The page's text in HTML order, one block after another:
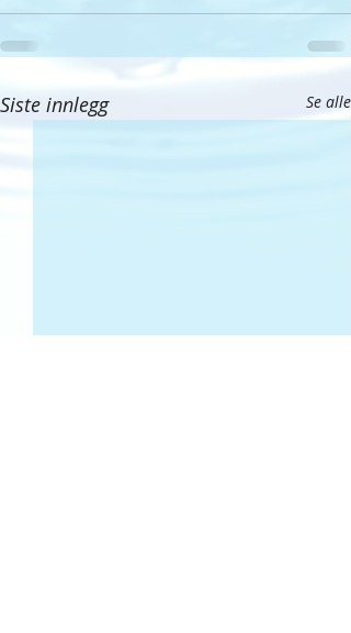
Siste innlegg Se alle